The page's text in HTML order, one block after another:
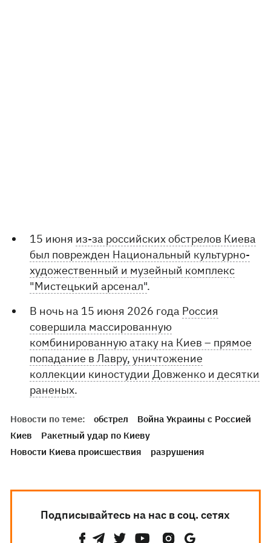
15 июня из-за российских обстрелов Киева
был поврежден Национальный культурно-
художественный и музейный комплекс
"Мистецький арсенал".
В ночь на 15 июня 2026 года Россия
совершила массированную
комбинированную атаку на Киев – прямое
попадание в Лавру, уничтожение
коллекции киностудии Довженко и десятки
раненых.
Новости по теме: обстрел
Война Украины с Россией
Киев
Ракетный удар по Киеву
Новости Киева происшествия
разрушения
Подписывайтесь на нас в соц. сетях